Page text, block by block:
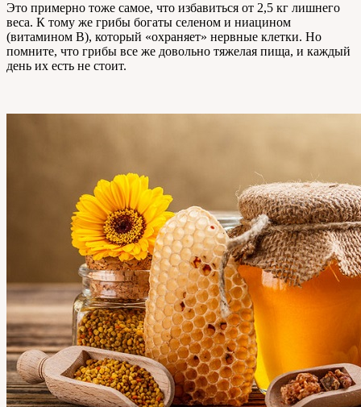
Это примерно тоже самое, что избавиться от 2,5 кг лишнего
веса. К тому же грибы богаты селеном и ниацином
(витамином В), который «охраняет» нервные клетки. Но
помните, что грибы все же довольно тяжелая пища, и каждый
день их есть не стоит.